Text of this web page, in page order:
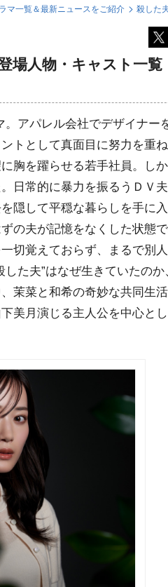
マ一覧＆最新ニュースをご紹介 殺した
場人物・キャスト一覧
。アパレル会社でデザイナー
トとして真面目に努力を重
胸を躍らせる若手社員。し
日常的に暴力を振るうＤＶ
隠して平穏な暮らしを手に
の夫が記憶をなくした状態
切覚えておらず、まるで別人
た夫”はなぜ生きていたのか
茉菜と和希の奇妙な共同生
美月演じる主人公を中心と